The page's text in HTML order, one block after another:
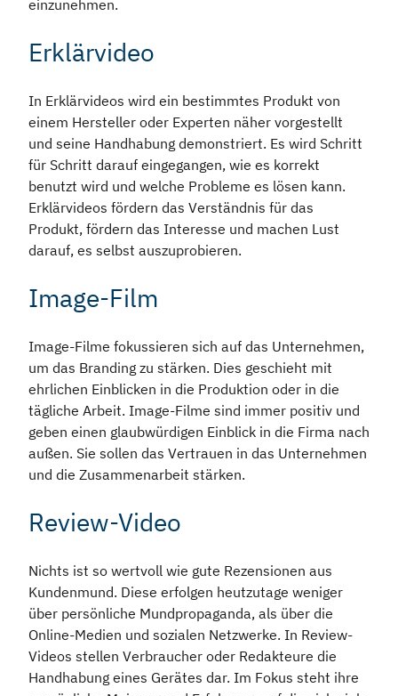
einzunehmen.
Erklärvideo
In Erklärvideos wird ein bestimmtes Produkt von
einem Hersteller oder Experten näher vorgestellt
und seine Handhabung demonstriert. Es wird Schritt
für Schritt darauf eingegangen, wie es korrekt
benutzt wird und welche Probleme es lösen kann.
Erklärvideos fördern das Verständnis für das
Produkt, fördern das Interesse und machen Lust
darauf, es selbst auszuprobieren.
Image-Film
Image-Filme fokussieren sich auf das Unternehmen,
um das Branding zu stärken. Dies geschieht mit
ehrlichen Einblicken in die Produktion oder in die
tägliche Arbeit. Image-Filme sind immer positiv und
geben einen glaubwürdigen Einblick in die Firma nach
außen. Sie sollen das Vertrauen in das Unternehmen
und die Zusammenarbeit stärken.
Review-Video
Nichts ist so wertvoll wie gute Rezensionen aus
Kundenmund. Diese erfolgen heutzutage weniger
über persönliche Mundpropaganda, als über die
Online-Medien und sozialen Netzwerke. In Review-
Videos stellen Verbraucher oder Redakteure die
Handhabung eines Gerätes dar. Im Fokus steht ihre